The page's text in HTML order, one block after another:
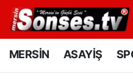
MERSİN ASAYİŞ
MERSİN
Mersin Nöbetçi